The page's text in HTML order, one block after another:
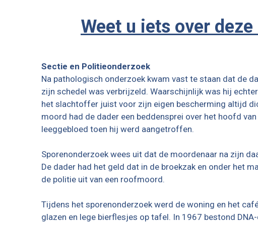
Weet u iets over
Sectie en Politieonderzoek
Na pathologisch onderzoek kwam vast te staan dat de
zijn schedel was verbrijzeld. Waarschijnlijk was hij
het slachtoffer juist voor zijn eigen bescherming altijd
moord had de dader een beddensprei over het hoofd
leeggebloed toen hij werd aangetroffen.
Sporenonderzoek wees uit dat de moordenaar na zijn
De dader had het geld dat in de broekzak en onder het
de politie uit van een roofmoord.
Tijdens het sporenonderzoek werd de woning en het
glazen en lege bierflesjes op tafel. In 1967 bestond